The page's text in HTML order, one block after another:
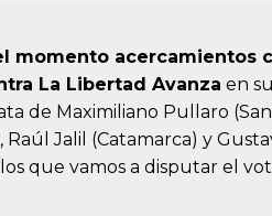
momento acercamientos
La Libertad Avanza en
de Maximiliano Pullaro
Jalil (Catamarca) y
que vamos a disputar el